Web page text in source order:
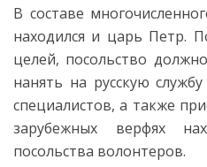
В составе
находился и царь Петр.
целей, посольство
нанять на русскую
специалистов, а также
зарубежных верфях
посольства волонтеров.